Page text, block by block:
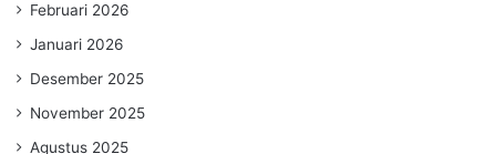
Februari 2026
Januari 2026
Desember 2025
November 2025
Agustus 2025